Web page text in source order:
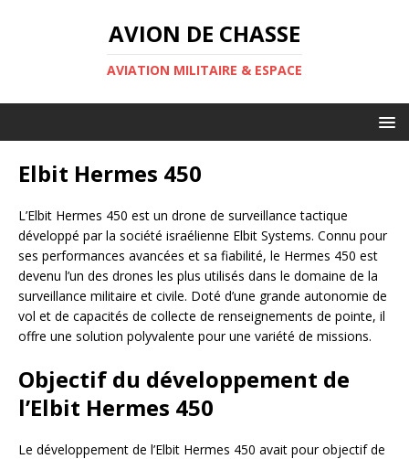
AVION DE CHASSE
AVIATION MILITAIRE & ESPACE
Elbit Hermes 450
L’Elbit Hermes 450 est un drone de surveillance tactique
développé par la société israélienne Elbit Systems. Connu pour
ses performances avancées et sa fiabilité, le Hermes 450 est
devenu l’un des drones les plus utilisés dans le domaine de la
surveillance militaire et civile. Doté d’une grande autonomie de
vol et de capacités de collecte de renseignements de pointe, il
offre une solution polyvalente pour une variété de missions.
Objectif du développement de
l’Elbit Hermes 450
Le développement de l’Elbit Hermes 450 avait pour objectif de